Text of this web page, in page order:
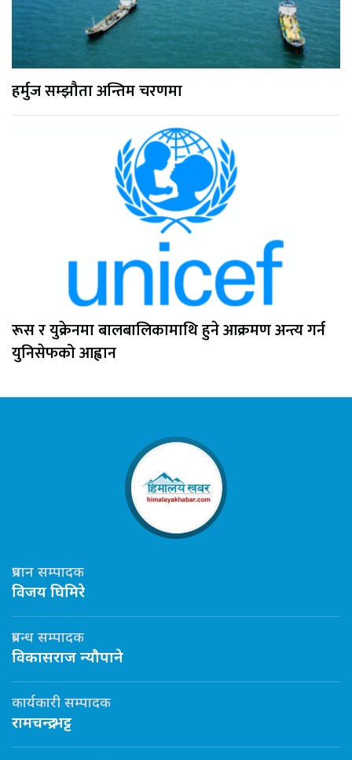
हर्मुज सम्झौता अन्तिम चरणमा
रूस र युक्रेनमा बालबालिकामाथि हुने आक्रमण अन्त्य गर्न
युनिसेफको आह्वान
प्रधान सम्पादक
विजय घिमिरे
प्रबन्ध सम्पादक
विकासराज न्यौपाने
कार्यकारी सम्पादक
रामचन्द्र भट्ट